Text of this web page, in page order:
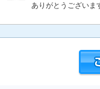
ありがとうございま